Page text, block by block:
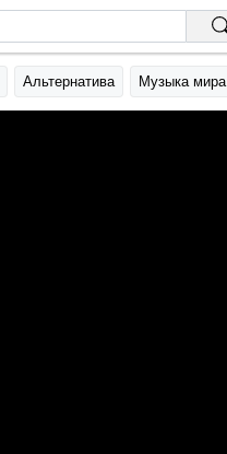
Альтернатива Музыка мира